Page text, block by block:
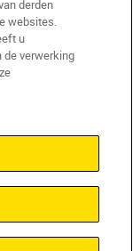
derden
websites.
u
de verwerking